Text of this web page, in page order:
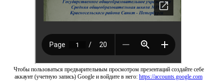
Чтобы пользоваться предварительным просмотром презентаций создайте себе
аккаунт (учетную запись) Google и войдите в него: https://accounts.google.com